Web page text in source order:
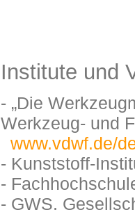
Institute und
- „Die
Werkzeug- und
www.vdwf.de/
- Kunststoff-
-
- GWS,